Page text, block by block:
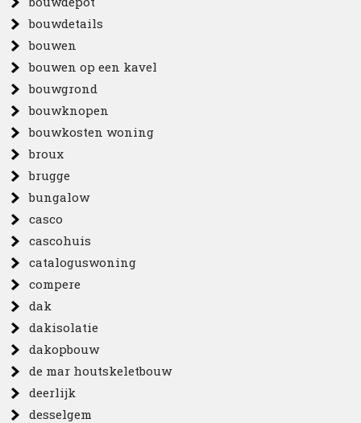
bouwdetails
bouwen
bouwen op een kavel
bouwgrond
bouwknopen
bouwkosten woning
broux
brugge
bungalow
casco
cascohuis
cataloguswoning
compere
dak
dakisolatie
dakopbouw
de mar houtskeletbouw
deerlijk
desselgem